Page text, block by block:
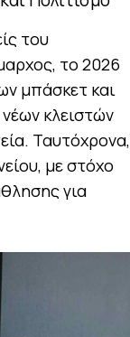
του
το 2026
μπάσκετ και
κλειστών
Ταυτόχρονα,
με στόχο
για